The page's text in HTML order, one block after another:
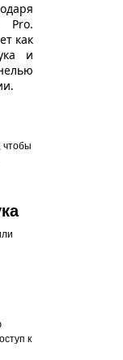
Pro.
как
и
чтобы
к